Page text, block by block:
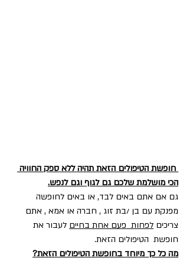
חופשת הטיפולים הזאת תהיה ללא ספק החוויה
הכי מושלמת שלכם גם לגוף וגם לנפש.
גם אם אתם באים לבד, או באים לחופשה
מפנקת עם בן /בת זוג , חברה או אמא , אתם
צריכים לפחות  פעם אחת בחיים לעבור את
חופשת  הטיפולים הזאת.
מה כל כך מיוחד בחופשת הטיפולים הזאת?